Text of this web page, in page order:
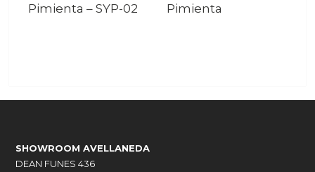
Pimienta –SYP-02
Pimienta
SHOWROOM AVELLANEDA
DEAN FUNES 436